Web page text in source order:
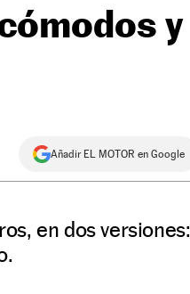
y
Añadir EL MOTOR en Google
en dos versiones: